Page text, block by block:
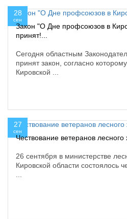
28
сен
Закон "О Дне профсоюзов в
принят!...
Сегодня областным
принят закон, согласно
Кировской ...
27
сен
Чествование ветеранов лесного
26 сентября в министерстве
Кировской области состоялось